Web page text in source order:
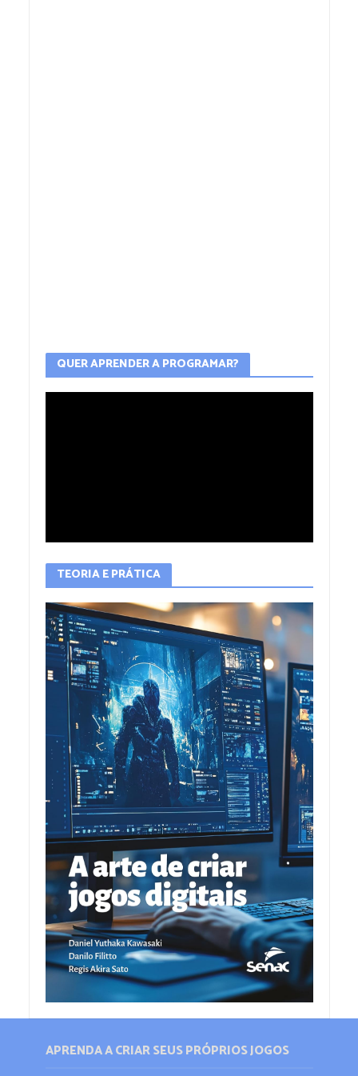
QUER APRENDER A PROGRAMAR?
TEORIA E PRÁTICA
APRENDA A CRIAR SEUS PRÓPRIOS JOGOS